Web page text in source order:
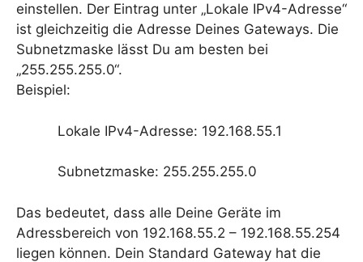
einstellen. Der Eintrag unter „Lokale IPv4-Adresse“
ist gleichzeitig die Adresse Deines Gateways. Die
Subnetzmaske lässt Du am besten bei
„255.255.255.0“.
Beispiel:
Lokale IPv4-Adresse: 192.168.55.1
Subnetzmaske: 255.255.255.0
Das bedeutet, dass alle Deine Geräte im
Adressbereich von 192.168.55.2 – 192.168.55.254
liegen können. Dein Standard Gateway hat die